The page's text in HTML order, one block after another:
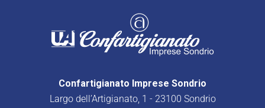
Confartigianato Imprese Sondrio
Largo dell’Artigianato, 1 - 23100 Sondrio